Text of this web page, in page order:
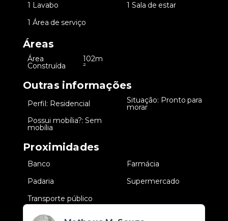
1 Lavabo
1 Sala de estar
1 Área de serviço
Áreas
Área
Construída
102m
²
Outras informações
Perfil: Residencial Situação: Pronto para
morar
Possui mobília?: Sem
mobília
Proximidades
Banco
Farmácia
Padaria
Supermercado
Transporte público